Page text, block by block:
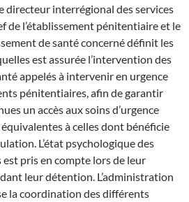
directeur interrégional des services
de l’établissement pénitentiaire et le
de santé concerné définit les
est assurée l’intervention des
appelés à intervenir en urgence
pénitentiaires, afin de garantir
un accès aux soins d’urgence
à celles dont bénéficie
L’état psychologique des
pris en compte lors de leur
leur détention. L’administration
la coordination des différents